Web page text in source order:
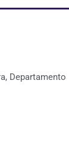
Departamento